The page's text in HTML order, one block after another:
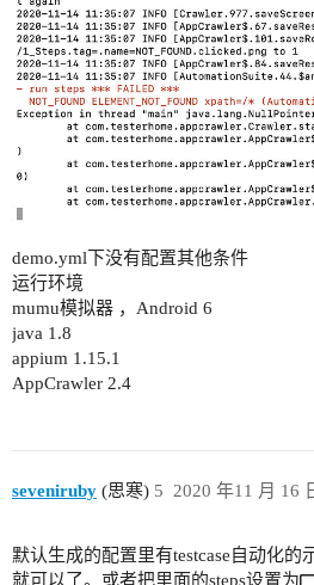
demo.yml下没有配置其他条件
运行环境
mumu模拟器 ，Android 6
java 1.8
appium 1.15.1
AppCrawler 2.4
seveniruby (思寒) 2020 年11 月 16
5
默认生成的配置里有testcase自动化的
就可以了。或者把里面的steps设置为